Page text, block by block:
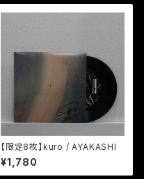
【限定8枚】kuro / AYAKASHI
¥1,780